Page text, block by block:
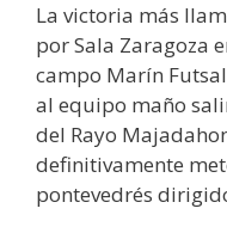
La victoria más
por Sala Zaragoza
campo Marín
al equipo maño
del Rayo
definitivamente
pontevedrés